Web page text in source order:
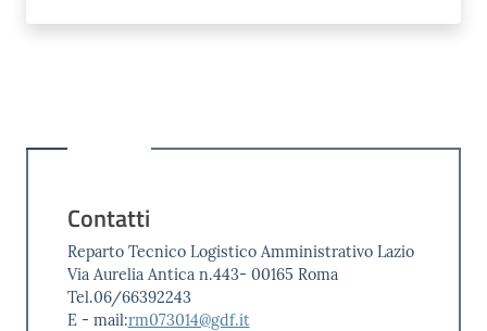
Contatti
Reparto Tecnico Logistico Amministrativo Lazio
Via Aurelia Antica n.443- 00165 Roma
Tel.06/66392243
E - mail:rm073014@gdf.it